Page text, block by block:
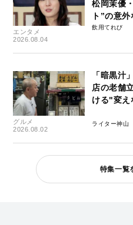
エンタメ
2026.08.04
松岡茉優
ト”の意
飲用てれび
グルメ
2026.08.02
「暗黒汁
店の老舗
ける"変え
ライター神山
特集一覧